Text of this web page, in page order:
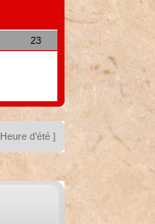
23
d’été ]